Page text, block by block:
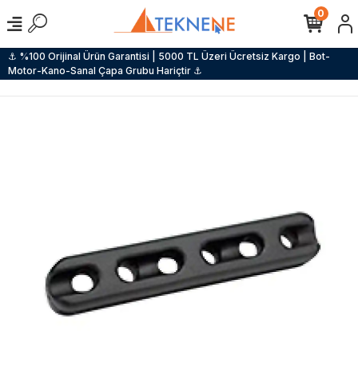
⚓ %100 Orijinal Ürün Garantisi | 5000 TL Üzeri Ücretsiz Kargo | Bot-
Motor-Kano-Sanal Çapa Grubu Hariçtir ⚓
0